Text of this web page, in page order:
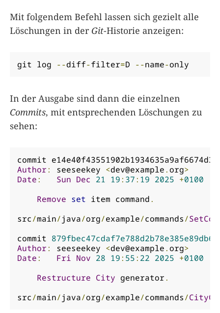
Mit folgendem Befehl lassen sich gezielt alle
Löschungen in der Git-Historie anzeigen:
git log --diff-filter=D --name-only
In der Ausgabe sind dann die einzelnen
Commits, mit entsprechenden Löschungen zu
sehen:
Author: seeseekey <dev@example.org>
Date: Sun Dec 21 19: 37: 19 2025 +0100
Remove set item command.
src/main/java/org/example/commands/
commit
Author: seeseekey <dev@example.org>
Date: Fri Nov 28 19: 55: 22 2025 +0100
Restructure City generator.
src/main/java/org/example/commands/